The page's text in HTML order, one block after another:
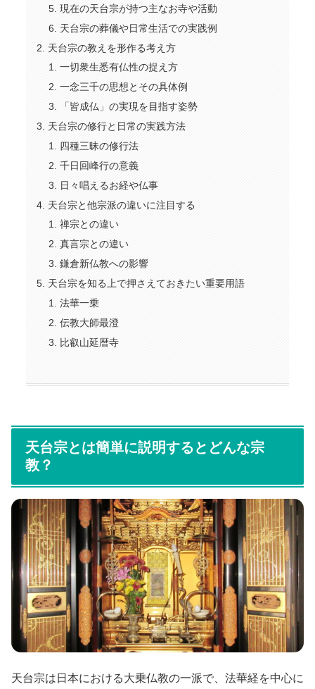
現在の天台宗が持つ主なお寺や活動
天台宗の葬儀や日常生活での実践例
天台宗の教えを形作る考え方
一切衆生悉有仏性の捉え方
一念三千の思想とその具体例
「皆成仏」の実現を目指す姿勢
天台宗の修行と日常の実践方法
四種三昧の修行法
千日回峰行の意義
日々唱えるお経や仏事
天台宗と他宗派の違いに注目する
禅宗との違い
真言宗との違い
鎌倉新仏教への影響
天台宗を知る上で押さえておきたい重要用語
法華一乗
伝教大師最澄
比叡山延暦寺
天台宗とは簡単に説明するとどんな宗
教？
天台宗は日本における大乗仏教の一派で、法華経を中心に